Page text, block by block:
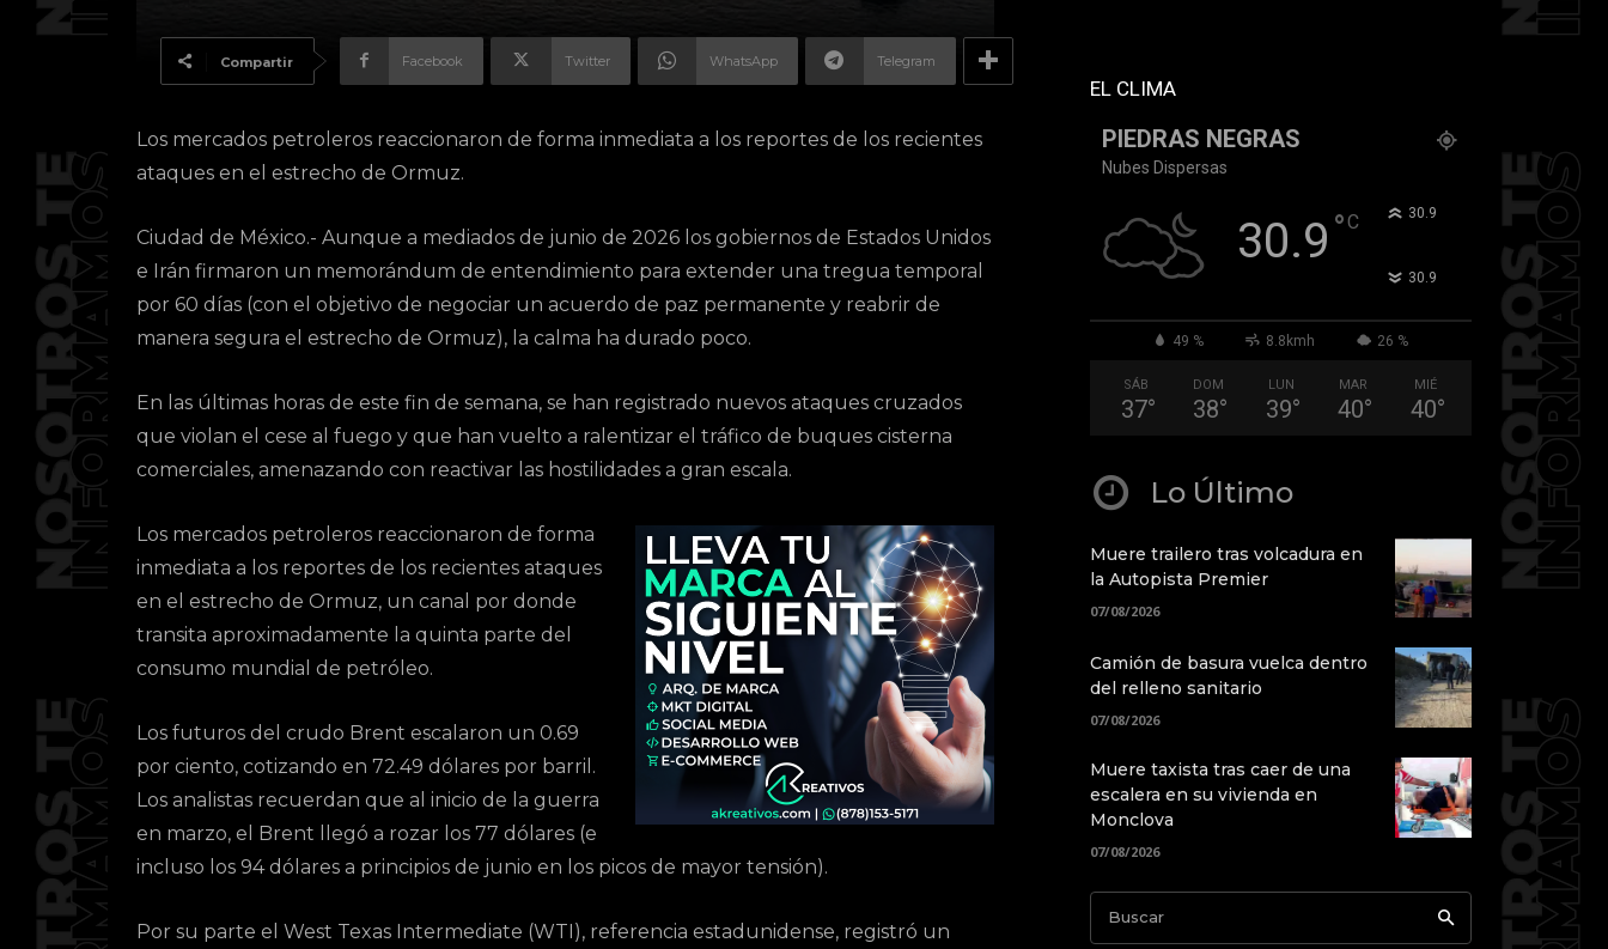
Compartir Facebook Twitter WhatsApp Telegram
Los mercados petroleros reaccionaron de forma inmediata a los reportes de los recientes
ataques en el estrecho de Ormuz.
Ciudad de México.- Aunque a mediados de junio de 2026 los gobiernos de Estados Unidos
e Irán firmaron un memorándum de entendimiento para extender una tregua temporal
por 60 días (con el objetivo de negociar un acuerdo de paz permanente y reabrir de
manera segura el estrecho de Ormuz), la calma ha durado poco.
En las últimas horas de este fin de semana, se han registrado nuevos ataques cruzados
que violan el cese al fuego y que han vuelto a ralentizar el tráfico de buques cisterna
comerciales, amenazando con reactivar las hostilidades a gran escala.
Los mercados petroleros reaccionaron de forma
inmediata a los reportes de los recientes ataques
en el estrecho de Ormuz, un canal por donde
transita aproximadamente la quinta parte del
consumo mundial de petróleo.
Los futuros del crudo Brent escalaron un 0.69
por ciento, cotizando en 72.49 dólares por barril.
Los analistas recuerdan que al inicio de la guerra
en marzo, el Brent llegó a rozar los 77 dólares (e
incluso los 94 dólares a principios de junio en los picos de mayor tensión).
Por su parte el West Texas Intermediate (WTI), referencia estadunidense, registró un
EL CLIMA
PIEDRAS NEGRAS
Nubes Dispersas
30.9 °C 30.9
30.9
49 % 8.8kmh 26 %
SÁB
37°
DOM
38°
LUN
39°
MAR
40°
MIÉ
40°
Lo Último
Muere trailero tras volcadura en
la Autopista Premier
07/08/2026
Camión de basura vuelca dentro
del relleno sanitario
07/08/2026
Muere taxista tras caer de una
escalera en su vivienda en
Monclova
07/08/2026
Buscar